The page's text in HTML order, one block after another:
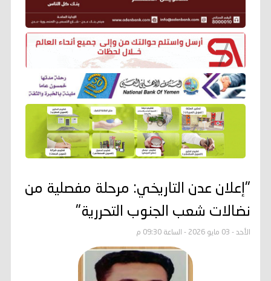
"إعلان عدن التاريخي: مرحلة مفصلية من
نضالات شعب الجنوب التحررية"
الأحد - 03 مايو 2026 - الساعة 09:30 م